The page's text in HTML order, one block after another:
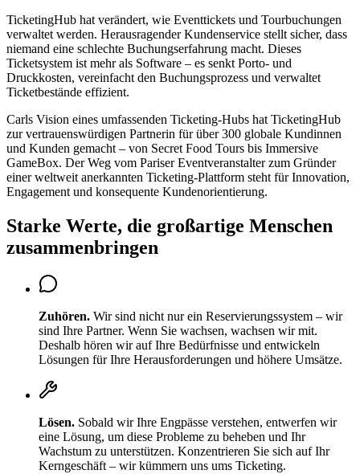
TicketingHub hat verändert, wie Eventtickets und Tourbuchungen
verwaltet werden. Herausragender Kundenservice stellt sicher, dass
niemand eine schlechte Buchungserfahrung macht. Dieses
Ticketsystem ist mehr als Software – es senkt Porto- und
Druckkosten, vereinfacht den Buchungsprozess und verwaltet
Ticketbestände effizient.
Carls Vision eines umfassenden Ticketing-Hubs hat TicketingHub
zur vertrauenswürdigen Partnerin für über 300 globale Kundinnen
und Kunden gemacht – von Secret Food Tours bis Immersive
GameBox. Der Weg vom Pariser Eventveranstalter zum Gründer
einer weltweit anerkannten Ticketing-Plattform steht für Innovation,
Engagement und konsequente Kundenorientierung.
Starke Werte, die großartige Menschen
zusammenbringen
Zuhören. Wir sind nicht nur ein Reservierungssystem – wir
sind Ihre Partner. Wenn Sie wachsen, wachsen wir mit.
Deshalb hören wir auf Ihre Bedürfnisse und entwickeln
Lösungen für Ihre Herausforderungen und höhere Umsätze.
Lösen. Sobald wir Ihre Engpässe verstehen, entwerfen wir
eine Lösung, um diese Probleme zu beheben und Ihr
Wachstum zu unterstützen. Konzentrieren Sie sich auf Ihr
Kerngeschäft – wir kümmern uns ums Ticketing.